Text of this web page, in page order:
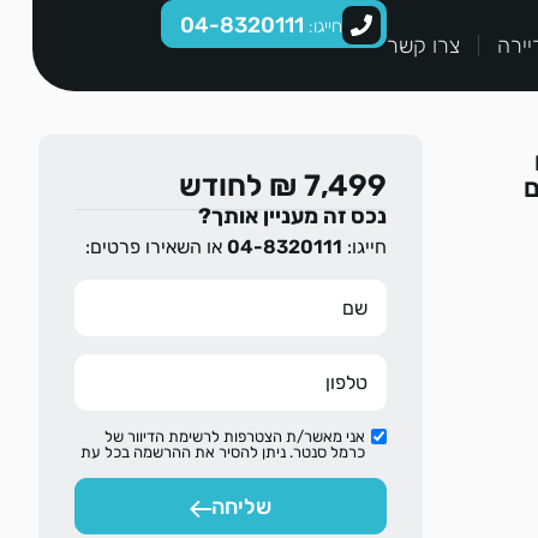
צרו קשר
חייגו:
7,499 ₪ לחודש
נכס זה מעניין אותך?
חייגו: 04-8320111 או השאירו פרטים:
אני מאשר/ת הצטרפות לרשימת הדיוור של
כרמל סנטר. ניתן להסיר את ההרשמה בכל עת
שליחה